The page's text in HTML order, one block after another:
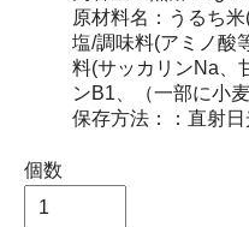
原材料名：うるち
塩/調味料(アミノ酸
料(サッカリンNa、
ンB1、（一部に小
保存方法：：直射
個数